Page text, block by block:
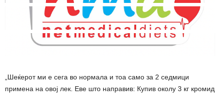
„Шеќерот ми е сега во нормала и тоа само за 2 седмици
примена на овој лек. Еве што направив: Купив околу 3 кг кромид